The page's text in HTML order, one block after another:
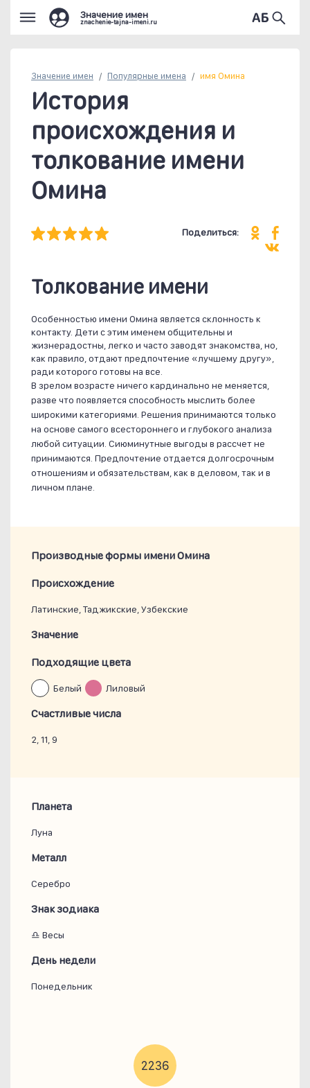
Значение имен
znachenie-tajna-imeni.ru
Значение имен Популярные имена имя Омина
История
происхождения и
толкование имени
Омина
Поделиться:
Толкование имени
Особенностью имени Омина является склонность к
контакту. Дети с этим именем общительны и
жизнерадостны, легко и часто заводят знакомства, но,
как правило, отдают предпочтение «лучшему другу»,
ради которого готовы на все.
В зрелом возрасте ничего кардинально не меняется,
разве что появляется способность мыслить более
широкими категориями. Решения принимаются только
на основе самого всестороннего и глубокого анализа
любой ситуации. Сиюминутные выгоды в рассчет не
принимаются. Предпочтение отдается долгосрочным
отношениям и обязательствам, как в деловом, так и в
личном плане.
Производные формы имени Омина
Проиcхождение
Латинские, Таджикские, Узбекские
Значение
Подходящие цвета
Белый Лиловый
Счастливые числа
2, 11, 9
Планета
Луна
Металл
Серебро
Знак зодиака
♎ Весы
День недели
Понедельник
2236